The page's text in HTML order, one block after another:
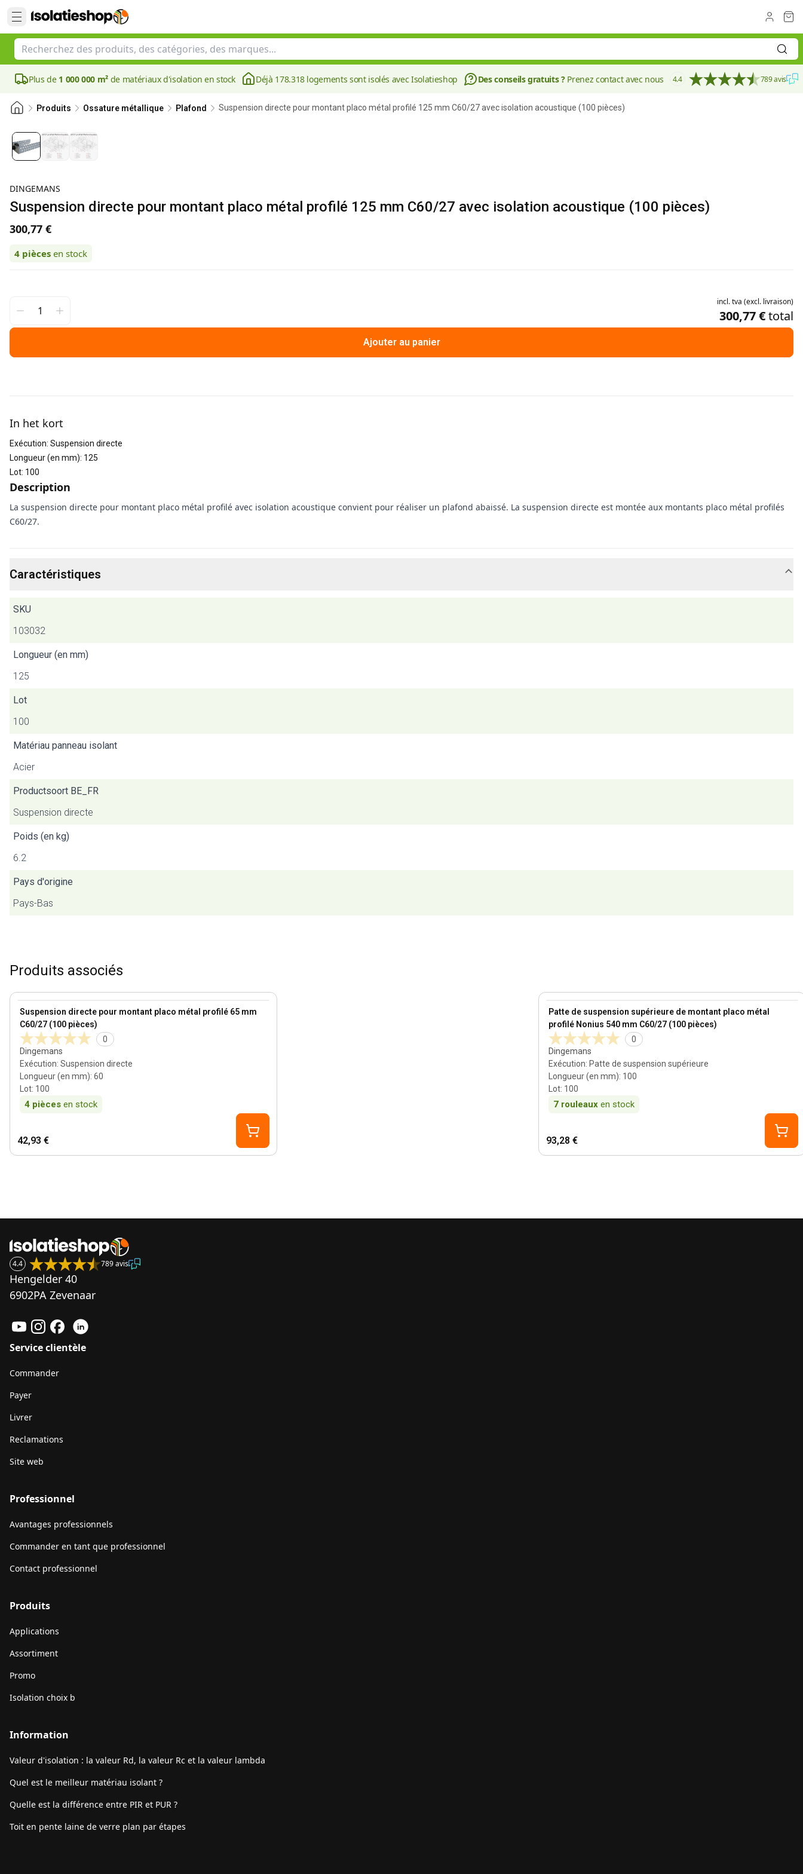
Plus de 1 000 000 m² de matériaux d'isolation en stock Déjà 178.318 logements sont isolés avec Isolatieshop Des conseils gratuits ?Prenez contact avec nous 4.4 789 avis
Produits Ossature métallique Plafond Suspension directe pour montant placo métal profilé 125 mm C60/27 avec isolation acoustique (100 pièces)
DINGEMANS
Suspension directe pour montant placo métal profilé 125 mm C60/27 avec isolation acoustique (100 pièces)
300,77 €
4 pièces en stock
incl.tva (excl. livraison)
300,77 €total
Ajouter au panier
In het kort
Exécution: Suspension directe
Longueur (en mm): 125
Lot: 100
Description
La suspension directe pour montant placo métal profilé avec isolation acoustique convient pour réaliser un plafond abaissé. La suspension directe est montée aux montants placo métal profilés
C60/27.
Caractéristiques
SKU
103032
Longueur (en mm)
125
Lot
100
Matériau panneau isolant
Acier
Productsoort BE_FR
Suspension directe
Poids (en kg)
6.2
Pays d'origine
Pays-Bas
Produits associés
Suspension directe pour montant placo métal profilé 65 mm
C60/27 (100 pièces)
0
Dingemans
Exécution: Suspension directe
Longueur (en mm): 60
Lot: 100
4 pièces en stock
View product
42,93 €
Patte de suspension supérieure de montant placo métal
profilé Nonius 540 mm C60/27 (100 pièces)
0
Dingemans
Exécution: Patte de suspension supérieure
Longueur (en mm): 100
Lot: 100
7 rouleaux en stock
View product
93,28 €
4.4 789 avis
Hengelder 40
6902PA Zevenaar
Service clientèle
Commander
Payer
Livrer
Reclamations
Site web
Professionnel
Avantages professionnels
Commander en tant que professionnel
Contact professionnel
Produits
Applications
Assortiment
Promo
Isolation choix b
Information
Valeur d'isolation : la valeur Rd, la valeur Rc et la valeur lambda
Quel est le meilleur matériau isolant ?
Quelle est la différence entre PIR et PUR ?
Toit en pente laine de verre plan par étapes